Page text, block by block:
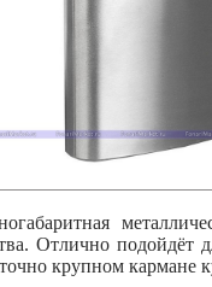
Отлично
крупном кармане